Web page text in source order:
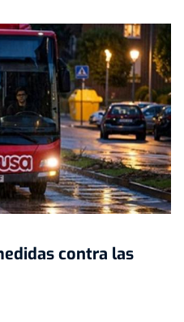
contra las